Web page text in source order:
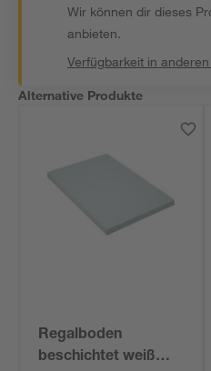
Wir können dir dieses
anbieten.
Verfügbarkeit in
Alternative Produkte
Regalboden
beschichtet weiß